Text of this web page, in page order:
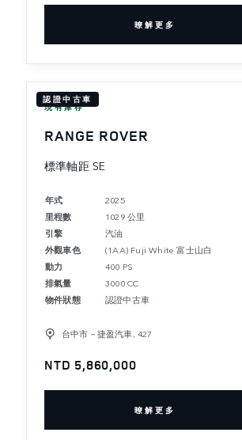
暸解更多
認證中古車
現有庫存
RANGE ROVER
標準軸距 SE
年式
2025
里程數
1029 公里
引擎
汽油
外觀車色
(1AA) Fuji White 富士山白
動力
400 PS
排氣量
3000 CC
物件狀態
認證中古車
台中市－捷盈汽車, 427
NTD 5,860,000
暸解更多